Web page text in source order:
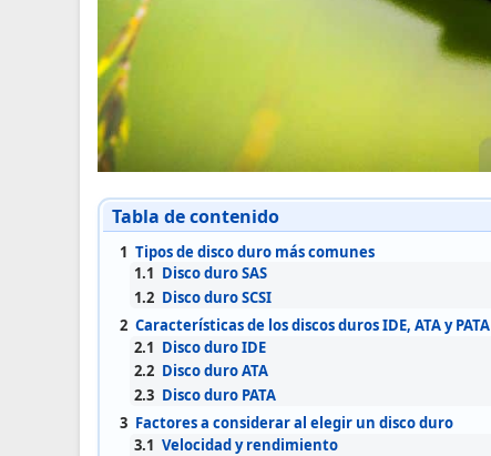
Tabla de contenido
1 Tipos de disco duro más comunes
1.1 Disco duro SAS
1.2 Disco duro SCSI
2 Características de los discos duros IDE, ATA y PATA
2.1 Disco duro IDE
2.2 Disco duro ATA
2.3 Disco duro PATA
3 Factores a considerar al elegir un disco duro
3.1 Velocidad y rendimiento